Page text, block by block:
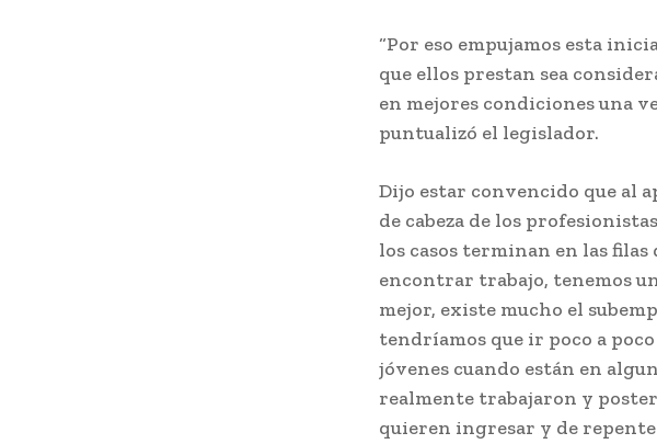
“Por eso empujamos esta
que ellos prestan sea
en mejores condiciones una
puntualizó el legislador.
Dijo estar convencido que al
de cabeza de los
los casos terminan en las
encontrar trabajo, tenemos
mejor, existe mucho el
tendríamos que ir poco a
jóvenes cuando están en
realmente trabajaron y
quieren ingresar y de